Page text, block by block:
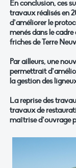
En conclusion, ces
travaux réalisés en
d’améliorer le
menés dans le
friches de Terre
Par ailleurs, une
permettrait
la gestion des
La reprise des
travaux de
maîtrise d’ouvrage